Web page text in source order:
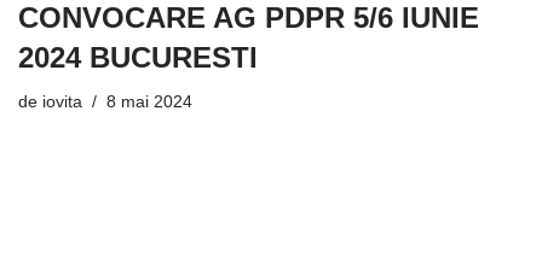
CONVOCARE AG PDPR 5/6 IUNIE
2024 BUCURESTI
de iovita 8 mai 2024